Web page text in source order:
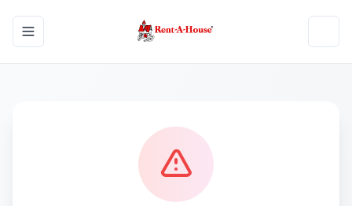
Toggle navigation menu